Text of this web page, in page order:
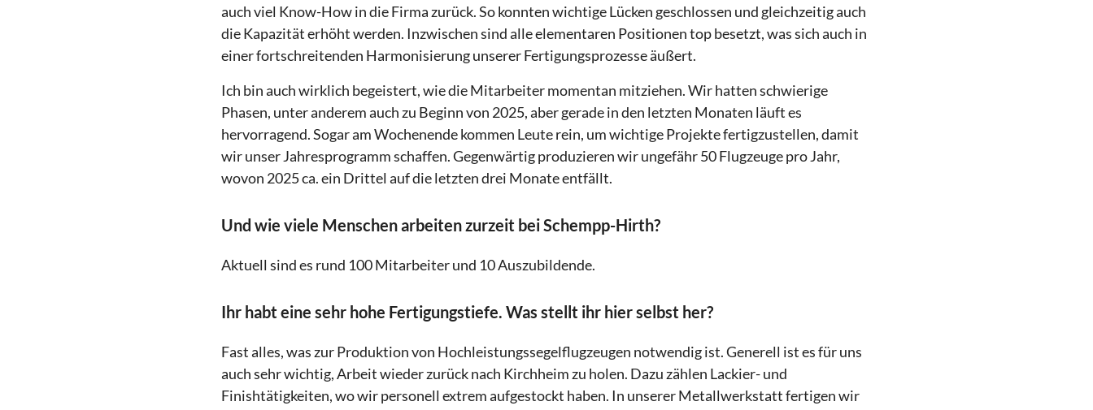
auch viel Know-How in die Firma zurück. So konnten wichtige Lücken geschlossen und gleichzeitig auch
die Kapazität erhöht werden. Inzwischen sind alle elementaren Positionen top besetzt, was sich auch in
einer fortschreitenden Harmonisierung unserer Fertigungsprozesse äußert.
Ich bin auch wirklich begeistert, wie die Mitarbeiter momentan mitziehen. Wir hatten schwierige
Phasen, unter anderem auch zu Beginn von 2025, aber gerade in den letzten Monaten läuft es
hervorragend. Sogar am Wochenende kommen Leute rein, um wichtige Projekte fertigzustellen, damit
wir unser Jahresprogramm schaffen. Gegenwärtig produzieren wir ungefähr 50 Flugzeuge pro Jahr,
wovon 2025 ca. ein Drittel auf die letzten drei Monate entfällt.
Und wie viele Menschen arbeiten zurzeit bei Schempp-Hirth?
Aktuell sind es rund 100 Mitarbeiter und 10 Auszubildende.
Ihr habt eine sehr hohe Fertigungstiefe. Was stellt ihr hier selbst her?
Fast alles, was zur Produktion von Hochleistungssegelflugzeugen notwendig ist. Generell ist es für uns
auch sehr wichtig, Arbeit wieder zurück nach Kirchheim zu holen. Dazu zählen Lackier- und
Finishtätigkeiten, wo wir personell extrem aufgestockt haben. In unserer Metallwerkstatt fertigen wir